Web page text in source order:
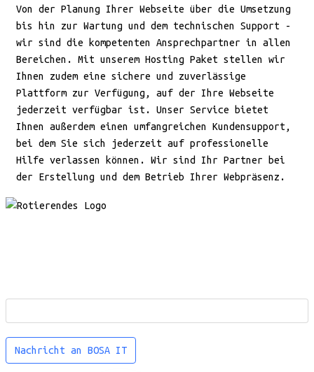
Von der Planung Ihrer Webseite über die Umsetzung
bis hin zur Wartung und dem technischen Support -
wir sind die kompetenten Ansprechpartner in allen
Bereichen. Mit unserem Hosting Paket stellen wir
Ihnen zudem eine sichere und zuverlässige
Plattform zur Verfügung, auf der Ihre Webseite
jederzeit verfügbar ist. Unser Service bietet
Ihnen außerdem einen umfangreichen Kundensupport,
bei dem Sie sich jederzeit auf professionelle
Hilfe verlassen können. Wir sind Ihr Partner bei
der Erstellung und dem Betrieb Ihrer Webpräsenz.
Nachricht an BOSA IT